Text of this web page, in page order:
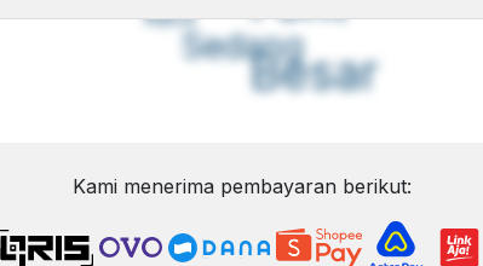
Kecil
SedangBesar
Kami menerima pembayaran berikut: